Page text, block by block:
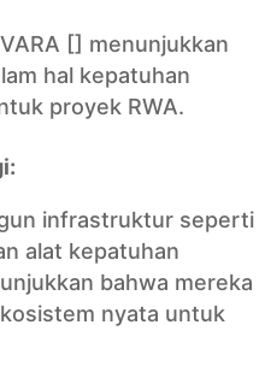
[] menunjukkan
hal kepatuhan
proyek RWA.
infrastruktur seperti
alat kepatuhan
bahwa mereka
nyata untuk